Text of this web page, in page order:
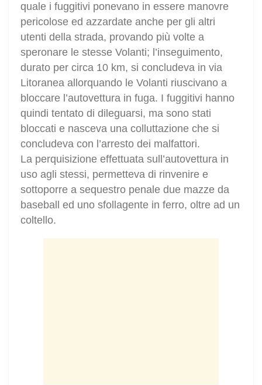
quale i fuggitivi ponevano in essere manovre
pericolose ed azzardate anche per gli altri
utenti della strada, provando più volte a
speronare le stesse Volanti; l’inseguimento,
durato per circa 10 km, si concludeva in via
Litoranea allorquando le Volanti riuscivano a
bloccare l’autovettura in fuga. I fuggitivi hanno
quindi tentato di dileguarsi, ma sono stati
bloccati e nasceva una colluttazione che si
concludeva con l’arresto dei malfattori.
La perquisizione effettuata sull’autovettura in
uso agli stessi, permetteva di rinvenire e
sottoporre a sequestro penale due mazze da
baseball ed uno sfollagente in ferro, oltre ad un
coltello.